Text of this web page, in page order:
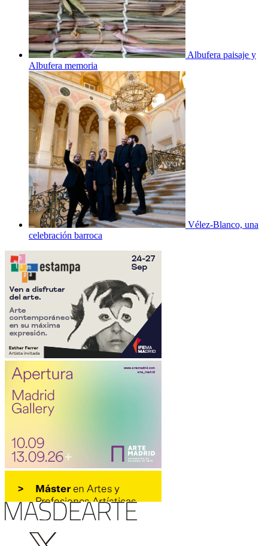
Albufera paisaje y
Albufera memoria
Vélez-Blanco, una
celebración barroca